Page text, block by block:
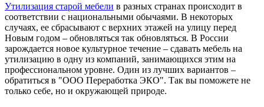
Утилизация старой мебели в разных странах происходит в
соответствии с национальными обычаями. В некоторых
случаях, ее сбрасывают с верхних этажей на улицу перед
Новым годом – обновляться так обновляться. В России
зарождается новое культурное течение – сдавать мебель на
утилизацию в одну из компаний, занимающихся этим на
профессиональном уровне. Один из лучших вариантов –
обратиться в "ООО Переработка ЭКО". Так вы поможете не
только себе, но и окружающей природе.